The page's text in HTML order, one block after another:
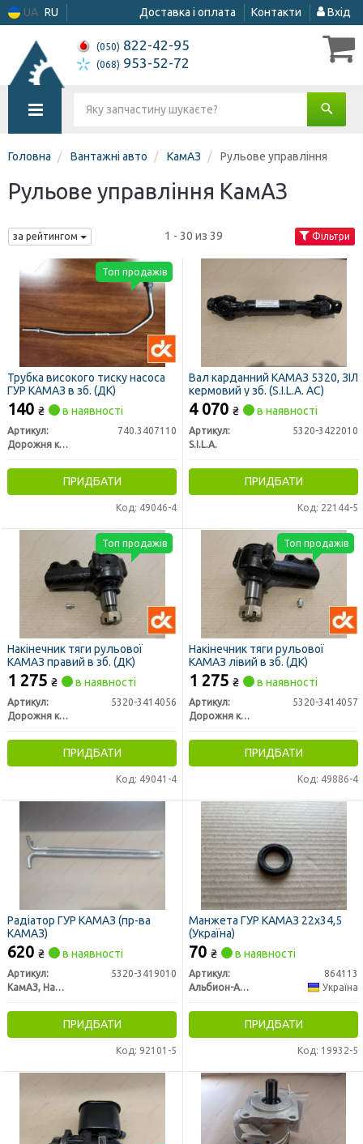
UA RU Доставка і оплата Контакти Вхід
(050) 822-42-95
(068) 953-52-72
Головна Вантажні авто КамАЗ Рульове управління
Рульове управління КамАЗ
за рейтингом 1 - 30 из 39 Фільтри
Трубка високого тиску насоса
ГУР КАМАЗ в зб. (ДК)
140 ₴ в наявності
Артикул:
740.3407110
Дорожня карта
ПРИДБАТИ
Код: 49046-4
Топ продажів
Вал карданний КАМАЗ 5320, ЗІЛ
кермовий у зб. (S.I.L.A. AC)
4 070 ₴ в наявності
Артикул:
5320-3422010
S.I.L.A.
ПРИДБАТИ
Код: 22144-5
Накінечник тяги рульової
КАМАЗ правий в зб. (ДК)
1 275 ₴ в наявності
Артикул:
5320-3414056
Дорожня карта
ПРИДБАТИ
Код: 49041-4
Топ продажів
Накінечник тяги рульової
КАМАЗ лівий в зб. (ДК)
1 275 ₴ в наявності
Артикул:
5320-3414057
Дорожня карта
ПРИДБАТИ
Код: 49886-4
Топ продажів
Радіатор ГУР КАМАЗ (пр-ва
КАМАЗ)
620 ₴ в наявності
Артикул:
5320-3419010
КамАЗ, Набережные Челны
ПРИДБАТИ
Код: 92101-5
Манжета ГУР КАМАЗ 22х34,5
(Україна)
70 ₴ в наявності
Артикул:
864113
Альбион-Авто
Україна
ПРИДБАТИ
Код: 19932-5